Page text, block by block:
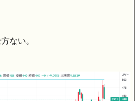
ない。